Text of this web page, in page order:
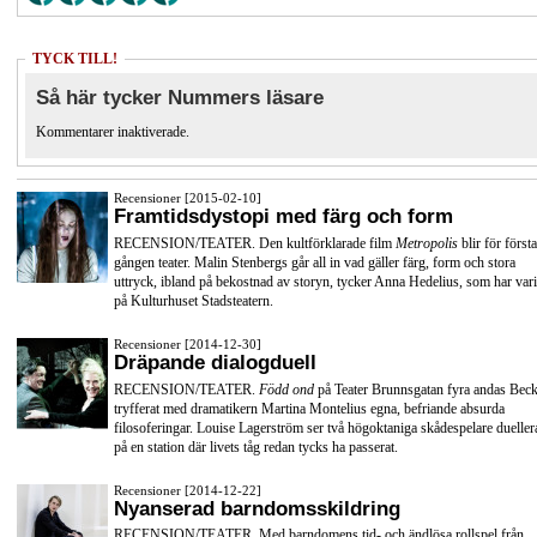
TYCK TILL!
Så här tycker Nummers läsare
Kommentarer inaktiverade.
Recensioner [2015-02-10]
Framtidsdystopi med färg och form
RECENSION/TEATER. Den kultförklarade film Metropolis blir för första
gången teater. Malin Stenbergs går all in vad gäller färg, form och stora
uttryck, ibland på bekostnad av storyn, tycker Anna Hedelius, som har
på Kulturhuset Stadsteatern.
Recensioner [2014-12-30]
Dräpande dialogduell
RECENSION/TEATER. Född ond på Teater Brunnsgatan fyra andas
tryfferat med dramatikern Martina Montelius egna, befriande absurda
filosoferingar. Louise Lagerström ser två högoktaniga skådespelare
på en station där livets tåg redan tycks ha passerat.
Recensioner [2014-12-22]
Nyanserad barndomsskildring